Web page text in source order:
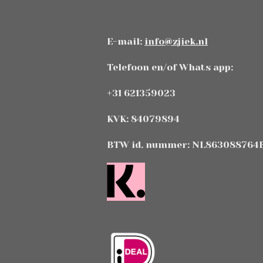
E-mail: info@zjiek.nl
Telefoon en/of Whats app:
+31 621359023
KVK: 84079894
BTW id. nummer: